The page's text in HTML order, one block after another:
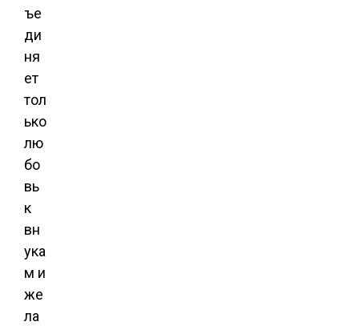
ъе
ди
ня
ет
тол
ько
лю
бо
вь
к
вн
ука
м и
же
ла